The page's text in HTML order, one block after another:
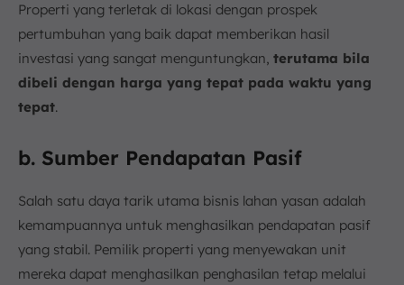
Properti yang terletak di lokasi dengan prospek
pertumbuhan yang baik dapat memberikan hasil
investasi yang sangat menguntungkan, terutama bila
dibeli dengan harga yang tepat pada waktu yang
tepat.
b. Sumber Pendapatan Pasif
Salah satu daya tarik utama bisnis lahan yasan adalah
kemampuannya untuk menghasilkan pendapatan pasif
yang stabil. Pemilik properti yang menyewakan unit
mereka dapat menghasilkan penghasilan tetap melalui